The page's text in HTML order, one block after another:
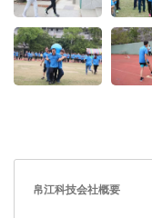
帛江科技会社概要